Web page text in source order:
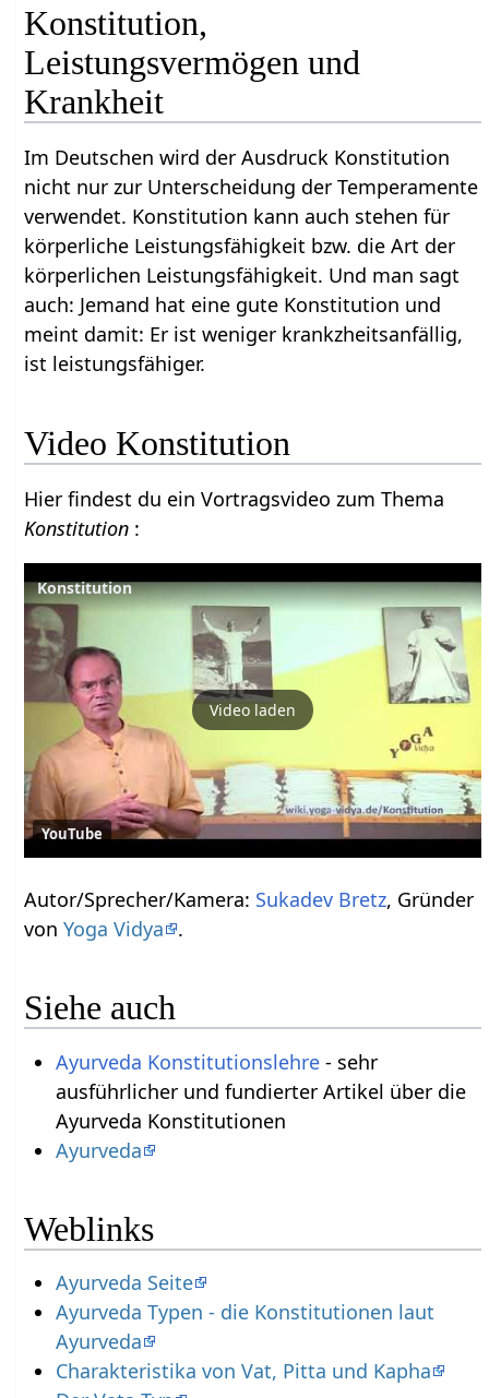
Konstitution,
Leistungsvermögen und
Krankheit
Im Deutschen wird der Ausdruck Konstitution
nicht nur zur Unterscheidung der Temperamente
verwendet. Konstitution kann auch stehen für
körperliche Leistungsfähigkeit bzw. die Art der
körperlichen Leistungsfähigkeit. Und man sagt
auch: Jemand hat eine gute Konstitution und
meint damit: Er ist weniger krankzheitsanfällig,
ist leistungsfähiger.
Video Konstitution
Hier findest du ein Vortragsvideo zum Thema
Konstitution :
Konstitution
Video laden
YouTube
Autor/Sprecher/Kamera: Sukadev Bretz, Gründer
vonYoga Vidya .
Siehe auch
Ayurveda Konstitutionslehre- sehr
ausführlicher und fundierter Artikel über die
Ayurveda Konstitutionen
Ayurveda
Weblinks
Ayurveda Seite
Ayurveda Typen - die Konstitutionen laut
Ayurveda
Charakteristika von Vat, Pitta und Kapha